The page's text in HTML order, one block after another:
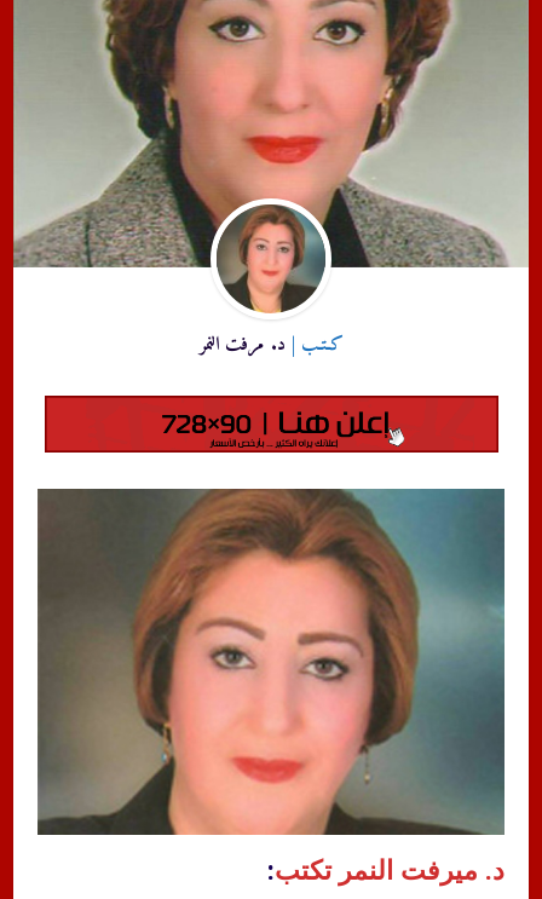
كـتـب | د. مرفت النمر
د. ميرفت النمر تكتب: